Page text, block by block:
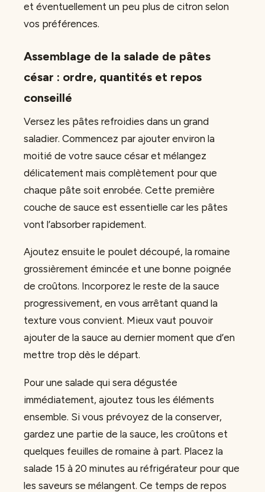
et éventuellement un peu plus de citron selon
vos préférences.
Assemblage de la salade de pâtes
césar : ordre, quantités et repos
conseillé
Versez les pâtes refroidies dans un grand
saladier. Commencez par ajouter environ la
moitié de votre sauce césar et mélangez
délicatement mais complètement pour que
chaque pâte soit enrobée. Cette première
couche de sauce est essentielle car les pâtes
vont l’absorber rapidement.
Ajoutez ensuite le poulet découpé, la romaine
grossièrement émincée et une bonne poignée
de croûtons. Incorporez le reste de la sauce
progressivement, en vous arrêtant quand la
texture vous convient. Mieux vaut pouvoir
ajouter de la sauce au dernier moment que d’en
mettre trop dès le départ.
Pour une salade qui sera dégustée
immédiatement, ajoutez tous les éléments
ensemble. Si vous prévoyez de la conserver,
gardez une partie de la sauce, les croûtons et
quelques feuilles de romaine à part. Placez la
salade 15 à 20 minutes au réfrigérateur pour que
les saveurs se mélangent. Ce temps de repos